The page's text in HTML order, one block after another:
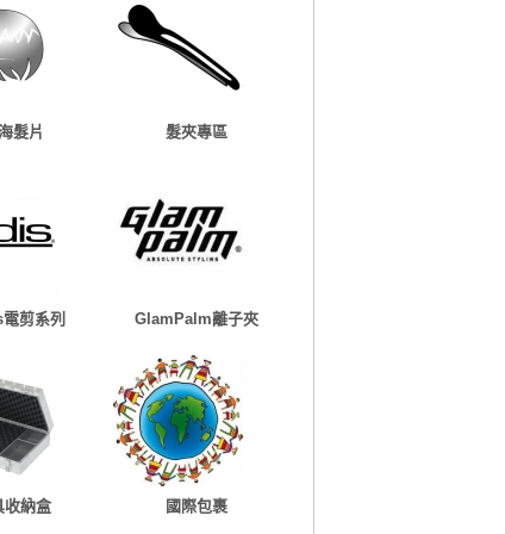
髮片 髮夾專區
剪系列 GlamPalm離子夾
收納盒 國際包裹